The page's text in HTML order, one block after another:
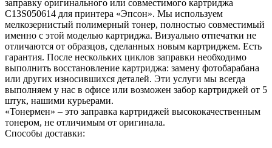
заправку оригинального или совместимого картриджа
C13S050614 для принтера «Эпсон». Мы используем
мелкозернистый полимерный тонер, полностью совместимый
именно с этой моделью картриджа. Визуально отпечатки не
отличаются от образцов, сделанных новым картриджем. Есть
гарантия. После нескольких циклов заправки необходимо
выполнить восстановление картриджа: замену фотобарабана
или других износившихся деталей. Эти услуги мы всегда
выполняем у нас в офисе или возможен забор картриджей от 5
штук, нашими курьерами.
«Тонермен» – это заправка картриджей высококачественным
тонером, не отличимым от оригинала.
Способы доставки: